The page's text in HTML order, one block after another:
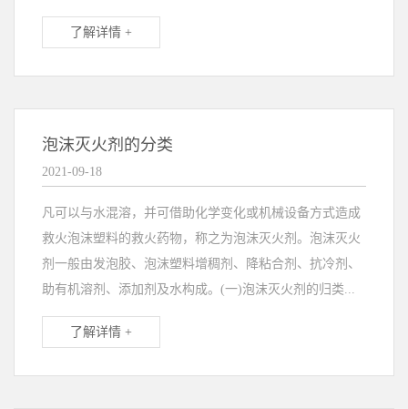
了解详情 +
泡沫灭火剂的分类
2021-09-18
凡可以与水混溶，并可借助化学变化或机械设备方式造成
救火泡沫塑料的救火药物，称之为泡沫灭火剂。泡沫灭火
剂一般由发泡胶、泡沫塑料增稠剂、降粘合剂、抗冷剂、
助有机溶剂、添加剂及水构成。(一)泡沫灭火剂的归类...
了解详情 +